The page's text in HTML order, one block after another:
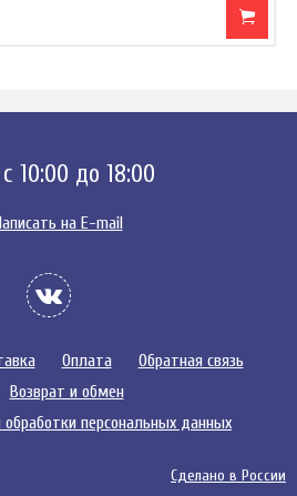
10:00 до 18:00
на E-mail
Оплата
Обратная связь
Возврат и обмен
персональных данных
Сделано в России